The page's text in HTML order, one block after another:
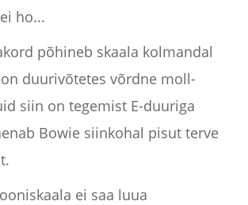
ho...
põhineb skaala kolmandal
duurivõtetes võrdne moll-
siin on tegemist E-duuriga
Bowie siinkohal pisut terve
ei saa luua